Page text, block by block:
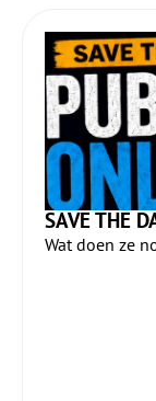
SAVE THE
Wat doen ze